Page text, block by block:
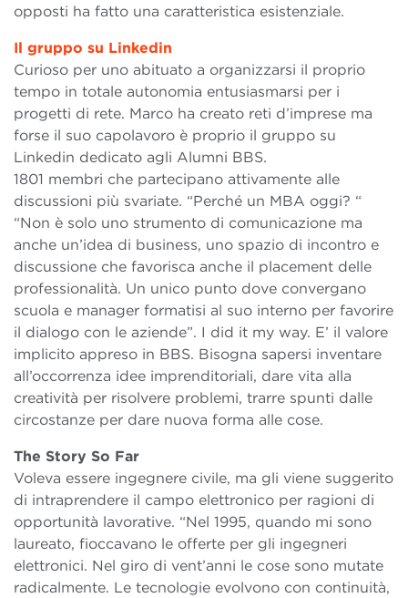
opposti ha fatto una caratteristica esistenziale.
Il gruppo su Linkedin
Curioso per uno abituato a organizzarsi il proprio
tempo in totale autonomia entusiasmarsi per i
progetti di rete. Marco ha creato reti d’imprese ma
forse il suo capolavoro è proprio il gruppo su
Linkedin dedicato agli Alumni BBS.
1801 membri che partecipano attivamente alle
discussioni più svariate. “Perché un MBA oggi? “
“Non è solo uno strumento di comunicazione ma
anche un’idea di business, uno spazio di incontro e
discussione che favorisca anche il placement delle
professionalità. Un unico punto dove convergano
scuola e manager formatisi al suo interno per favorire
il dialogo con le aziende”. I did it my way. E’ il valore
implicito appreso in BBS. Bisogna sapersi inventare
all’occorrenza idee imprenditoriali, dare vita alla
creatività per risolvere problemi, trarre spunti dalle
circostanze per dare nuova forma alle cose.
The Story So Far
Voleva essere ingegnere civile, ma gli viene suggerito
di intraprendere il campo elettronico per ragioni di
opportunità lavorative. “Nel 1995, quando mi sono
laureato, fioccavano le offerte per gli ingegneri
elettronici. Nel giro di vent’anni le cose sono mutate
radicalmente. Le tecnologie evolvono con continuità,